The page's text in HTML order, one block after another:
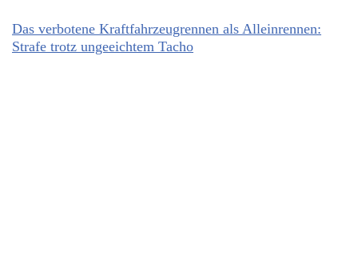
Das verbotene Kraftfahrzeugrennen als Alleinrennen:
Strafe trotz ungeeichtem Tacho